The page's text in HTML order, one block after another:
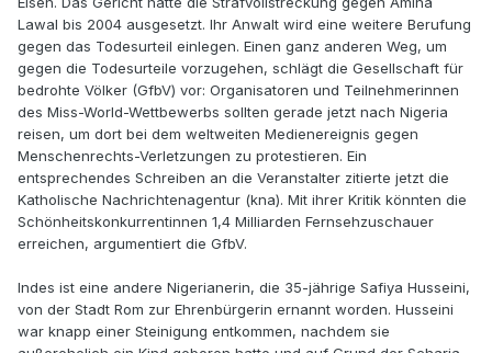
Lawal bis 2004 ausgesetzt. Ihr Anwalt wird eine weitere Berufung
gegen das Todesurteil einlegen. Einen ganz anderen Weg, um
gegen die Todesurteile vorzugehen, schlägt die Gesellschaft für
bedrohte Völker (GfbV) vor: Organisatoren und Teilnehmerinnen
des Miss-World-Wettbewerbs sollten gerade jetzt nach Nigeria
reisen, um dort bei dem weltweiten Medienereignis gegen
Menschenrechts-Verletzungen zu protestieren. Ein
entsprechendes Schreiben an die Veranstalter zitierte jetzt die
Katholische Nachrichtenagentur (kna). Mit ihrer Kritik könnten die
Schönheitskonkurrentinnen 1,4 Milliarden Fernsehzuschauer
erreichen, argumentiert die GfbV.
Indes ist eine andere Nigerianerin, die 35-jährige Safiya Husseini,
von der Stadt Rom zur Ehrenbürgerin ernannt worden. Husseini
war knapp einer Steinigung entkommen, nachdem sie